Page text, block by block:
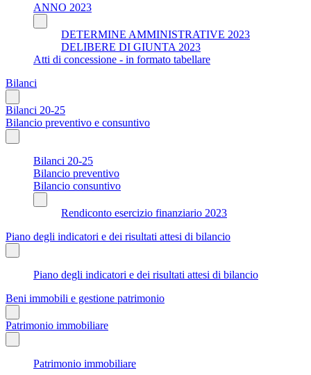
ANNO 2023
DETERMINE AMMINISTRATIVE 2023
DELIBERE DI GIUNTA 2023
Atti di concessione - in formato tabellare
Bilanci
Bilanci 20-25
Bilancio preventivo e consuntivo
Bilanci 20-25
Bilancio preventivo
Bilancio consuntivo
Rendiconto esercizio finanziario 2023
Piano degli indicatori e dei risultati attesi di bilancio
Piano degli indicatori e dei risultati attesi di bilancio
Beni immobili e gestione patrimonio
Patrimonio immobiliare
Patrimonio immobiliare